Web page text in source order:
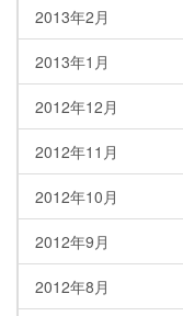
2013年2月
2013年1月
2012年12月
2012年11月
2012年10月
2012年9月
2012年8月